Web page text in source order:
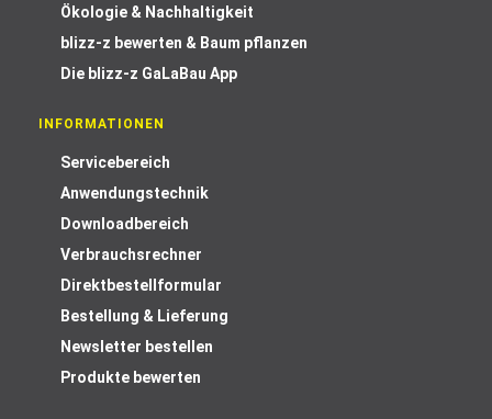
Ökologie & Nachhaltigkeit
blizz-z bewerten & Baum pflanzen
Die blizz-z GaLaBau App
INFORMATIONEN
Servicebereich
Anwendungstechnik
Downloadbereich
Verbrauchsrechner
Direktbestellformular
Bestellung & Lieferung
Newsletter bestellen
Produkte bewerten